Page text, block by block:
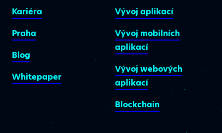
Kariéra
Praha
Blog
Whitepaper
Vývoj aplikací
Vývoj mobilních
aplikací
Vývoj webových
aplikací
Blockchain